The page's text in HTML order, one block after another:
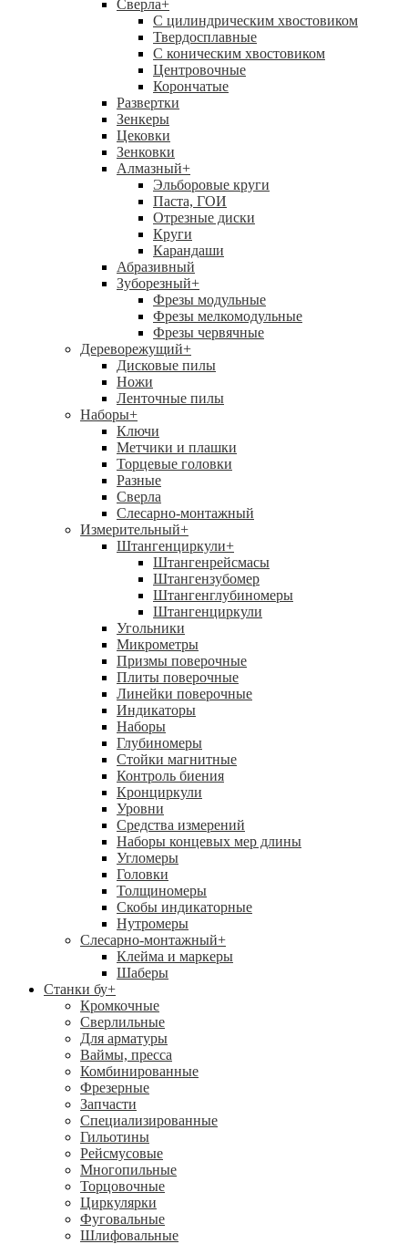
Сверла+
С цилиндрическим хвостовиком
Твердосплавные
С коническим хвостовиком
Центровочные
Корончатые
Развертки
Зенкеры
Цековки
Зенковки
Алмазный+
Эльборовые круги
Паста, ГОИ
Отрезные диски
Круги
Карандаши
Абразивный
Зуборезный+
Фрезы модульные
Фрезы мелкомодульные
Фрезы червячные
Дереворежущий+
Дисковые пилы
Ножи
Ленточные пилы
Наборы+
Ключи
Метчики и плашки
Торцевые головки
Разные
Сверла
Слесарно-монтажный
Измерительный+
Штангенциркули+
Штангенрейсмасы
Штангензубомер
Штангенглубиномеры
Штангенциркули
Угольники
Микрометры
Призмы поверочные
Плиты поверочные
Линейки поверочные
Индикаторы
Наборы
Глубиномеры
Стойки магнитные
Контроль биения
Кронциркули
Уровни
Средства измерений
Наборы концевых мер длины
Угломеры
Головки
Толщиномеры
Скобы индикаторные
Нутромеры
Слесарно-монтажный+
Клейма и маркеры
Шаберы
Станки бу+
Кромкочные
Сверлильные
Для арматуры
Ваймы, пресса
Комбинированные
Фрезерные
Запчасти
Специализированные
Гильотины
Рейсмусовые
Многопильные
Торцовочные
Циркулярки
Фуговальные
Шлифовальные